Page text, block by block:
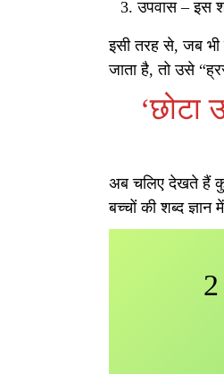
उपवास – इस
इसी तरह से, जब भी
जाता है, तो उसे
‘छोटा
अब चलिए देखते हैं
बच्चों की शब्द ज्ञान